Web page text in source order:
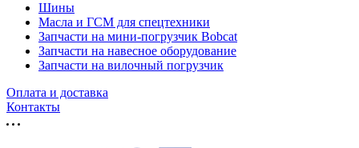
Шины
Масла и ГСМ для спецтехники
Запчасти на мини-погрузчик Bobcat
Запчасти на навесное оборудование
Запчасти на вилочный погрузчик
Оплата и доставка
Контакты